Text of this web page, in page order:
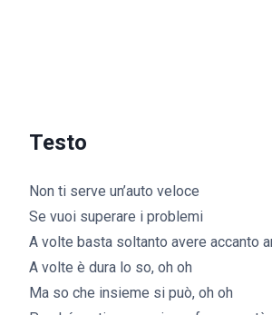
Testo
Non ti serve un’auto veloce
Se vuoi superare i problemi
A volte basta soltanto avere accanto
A volte è dura lo so, oh oh
Ma so che insieme si può, oh oh